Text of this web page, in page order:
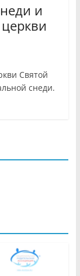
и
Святой
снеди.